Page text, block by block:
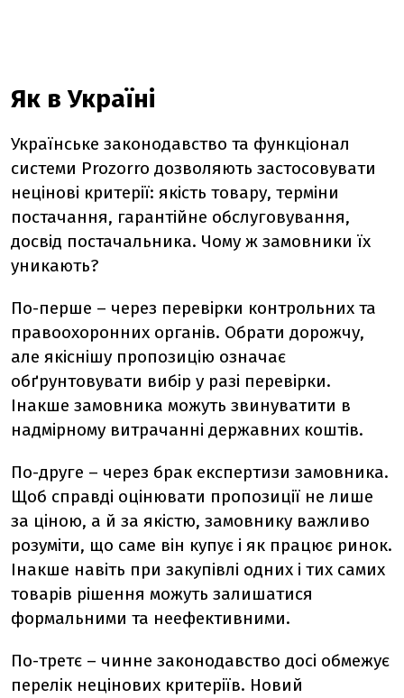
Як в Україні
Українське законодавство та функціонал
системи Prozorro дозволяють застосовувати
нецінові критерії: якість товару, терміни
постачання, гарантійне обслуговування,
досвід постачальника. Чому ж замовники їх
уникають?
По-перше – через перевірки контрольних та
правоохоронних органів. Обрати дорожчу,
але якіснішу пропозицію означає
обґрунтовувати вибір у разі перевірки.
Інакше замовника можуть звинуватити в
надмірному витрачанні державних коштів.
По-друге – через брак експертизи замовника.
Щоб справді оцінювати пропозиції не лише
за ціною, а й за якістю, замовнику важливо
розуміти, що саме він купує і як працює ринок.
Інакше навіть при закупівлі одних і тих самих
товарів рішення можуть залишатися
формальними та неефективними.
По-третє – чинне законодавство досі обмежує
перелік нецінових критеріїв. Новий